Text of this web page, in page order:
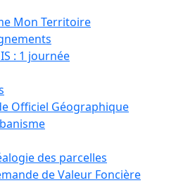
Mon Territoire
: 1 journée
Officiel Géographique
des parcelles
de Valeur Foncière